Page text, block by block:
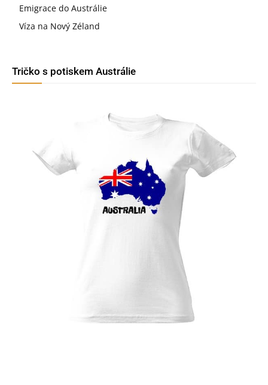
Emigrace do Austrálie
Víza na Nový Zéland
Tričko s potiskem Austrálie